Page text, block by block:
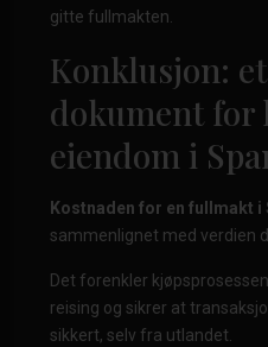
gitte fullmakten.
Konklusjon:
dokument for
eiendom i
Kostnaden for en fullmakt i
sammenlignet med verdien
Det forenkler
reising og sikrer at
sikkert, selv fra utlandet.